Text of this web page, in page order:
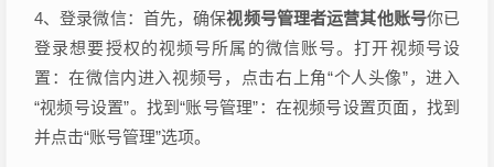
4、登录微信：首先，确保视频号管理者运营其他账号你已
登录想要授权的视频号所属的微信账号。打开视频号设
置：在微信内进入视频号，点击右上角“个人头像”，进入
“视频号设置”。找到“账号管理”：在视频号设置页面，找到
并点击“账号管理”选项。